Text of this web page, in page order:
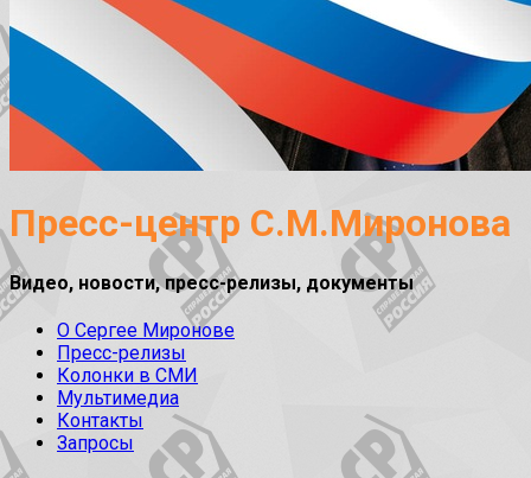
Пресс-центр С.М.Миронова
Видео, новости, пресс-релизы, документы
О Сергее Миронове
Пресс-релизы
Колонки в СМИ
Мультимедиа
Контакты
Запросы